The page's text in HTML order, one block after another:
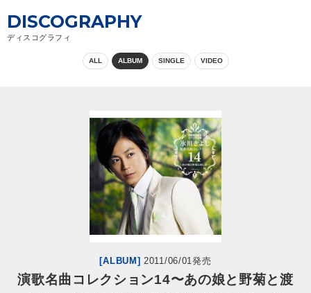
ジャンル
DISCOGRAPHY
ディスコグラフィ
ALL ALBUM SINGLE VIDEO
[ALBUM] 2011/06/01発売
演歌名曲コレクション14〜あの娘と野菊と渡